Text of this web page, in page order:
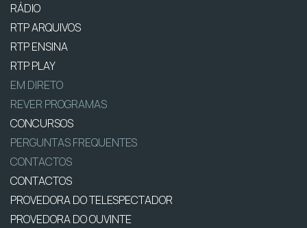
RÁDIO
RTP ARQUIVOS
RTP ENSINA
RTP PLAY
EM DIRETO
REVER PROGRAMAS
CONCURSOS
PERGUNTAS FREQUENTES
CONTACTOS
CONTACTOS
PROVEDORA DO TELESPECTADOR
PROVEDORA DO OUVINTE